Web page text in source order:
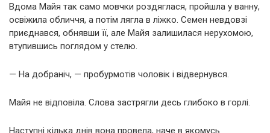
Вдома Майя так само мовчки роздяглася, пройшла у ванну,
освіжила обличчя, а потім лягла в ліжко. Семен невдовзі
приєднався, обнявши її, але Майя залишилася нерухомою,
втупившись поглядом у стелю.
— На добраніч, — пробурмотів чоловік і відвернувся.
Майя не відповіла. Слова застрягли десь глибоко в горлі.
Наступні кілька днів вона провела, наче в якомусь